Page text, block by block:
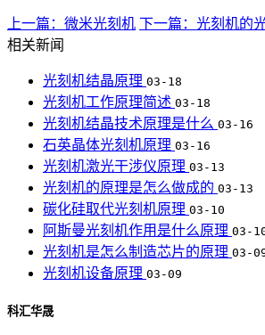
上一篇：微米光刻机 下一篇：光刻机的
相关新闻
光刻机结晶原理 03-18
光刻机工作原理简述 03-18
光刻机结晶技术原理是什么 03-16
石英晶体光刻机原理 03-16
光刻机激光干涉仪原理 03-13
光刻机的原理是怎么做成的 03-13
碳化硅取代光刻机原理 03-10
阿斯曼光刻机作用是什么原理 03-
光刻机是怎么制造芯片的原理 03-
光刻机设备原理 03-09
科汇华晟